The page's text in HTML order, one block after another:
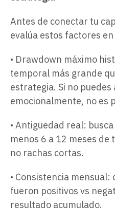
Antes de conectar tu
evalúa estos factores
• Drawdown máximo
temporal más grande
estrategia. Si no
emocionalmente, no es
• Antigüedad real:
menos 6 a 12 meses
no rachas cortas.
• Consistencia
fueron positivos vs
resultado acumulado.